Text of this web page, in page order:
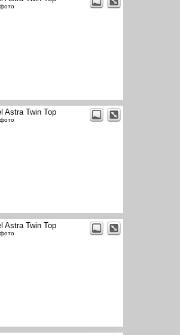
Astra Twin Top
Astra Twin Top